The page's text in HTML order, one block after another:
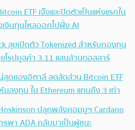
ETF เจ๊งและปิดตัวเป็นแห่งแรกใน
งินทุนไหลออกไปฝั่ง AI
ลุยเปิดตัว Tokenized สำหรับกองทุน
โรปมูลค่า 3.11 แสนล้านดอลลาร์
ดของอิตาลี ลดสัดส่วน Bitcoin ETF
นลงทุน ใน Ethereum แทนถึง 3 เท่า
ปลุกพลังคอมมูฯ Cardano
พา ADA กลับมาเป็นผู้ชนะ